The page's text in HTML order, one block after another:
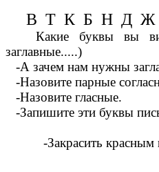
В Т К Б Н Д
Какие буквы вы
заглавные.....)
-А зачем нам нужны
-Назовите парные
-Назовите гласные.
-Запишите эти буквы
-Закрасить красным